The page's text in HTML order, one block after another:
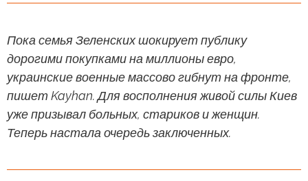
Пока семья Зеленских шокирует публику
дорогими покупками на миллионы евро,
украинские военные массово гибнут на фронте,
пишет Kayhan. Для восполнения живой силы Киев
уже призывал больных, стариков и женщин.
Теперь настала очередь заключенных.